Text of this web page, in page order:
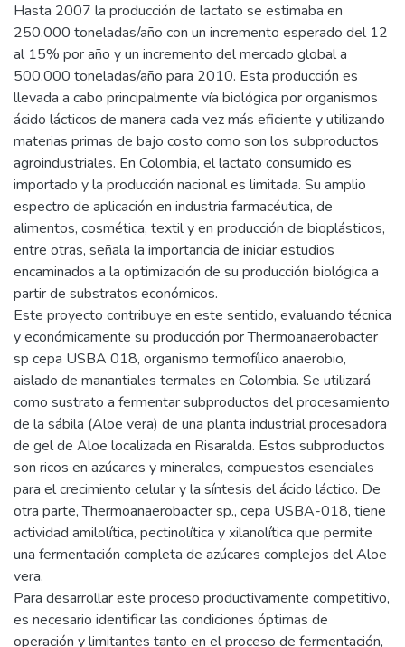
Hasta 2007 la producción de lactato se estimaba en
250.000 toneladas/año con un incremento esperado del 12
al 15% por año y un incremento del mercado global a
500.000 toneladas/año para 2010. Esta producción es
llevada a cabo principalmente vía biológica por organismos
ácido lácticos de manera cada vez más eficiente y utilizando
materias primas de bajo costo como son los subproductos
agroindustriales. En Colombia, el lactato consumido es
importado y la producción nacional es limitada. Su amplio
espectro de aplicación en industria farmacéutica, de
alimentos, cosmética, textil y en producción de bioplásticos,
entre otras, señala la importancia de iniciar estudios
encaminados a la optimización de su producción biológica a
partir de substratos económicos.
Este proyecto contribuye en este sentido, evaluando técnica
y económicamente su producción por Thermoanaerobacter
sp cepa USBA 018, organismo termofílico anaerobio,
aislado de manantiales termales en Colombia. Se utilizará
como sustrato a fermentar subproductos del procesamiento
de la sábila (Aloe vera) de una planta industrial procesadora
de gel de Aloe localizada en Risaralda. Estos subproductos
son ricos en azúcares y minerales, compuestos esenciales
para el crecimiento celular y la síntesis del ácido láctico. De
otra parte, Thermoanaerobacter sp., cepa USBA-018, tiene
actividad amilolítica, pectinolítica y xilanolítica que permite
una fermentación completa de azúcares complejos del Aloe
vera.
Para desarrollar este proceso productivamente competitivo,
es necesario identificar las condiciones óptimas de
operación y limitantes tanto en el proceso de fermentación,